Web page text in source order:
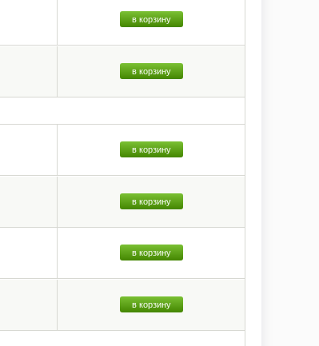
в корзину
в корзину
в корзину
в корзину
в корзину
в корзину